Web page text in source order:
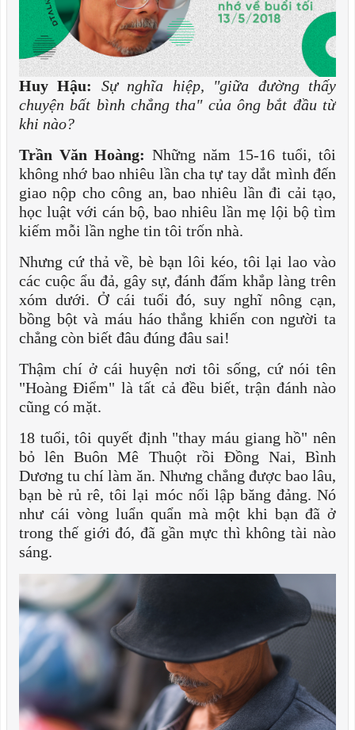
Huy Hậu: Sự nghĩa hiệp, "giữa đường thấy
chuyện bất bình chẳng tha" của ông bắt đầu từ
khi nào?
Trần Văn Hoàng: Những năm 15-16 tuổi, tôi
không nhớ bao nhiêu lần cha tự tay dắt mình đến
giao nộp cho công an, bao nhiêu lần đi cải tạo,
học luật với cán bộ, bao nhiêu lần mẹ lội bộ tìm
kiếm mỗi lần nghe tin tôi trốn nhà.
Nhưng cứ thả về, bè bạn lôi kéo, tôi lại lao vào
các cuộc ẩu đả, gây sự, đánh đấm khắp làng trên
xóm dưới. Ở cái tuổi đó, suy nghĩ nông cạn,
bồng bột và máu háo thắng khiến con người ta
chẳng còn biết đâu đúng đâu sai!
Thậm chí ở cái huyện nơi tôi sống, cứ nói tên
"Hoàng Điểm" là tất cả đều biết, trận đánh nào
cũng có mặt.
18 tuổi, tôi quyết định "thay máu giang hồ" nên
bỏ lên Buôn Mê Thuột rồi Đồng Nai, Bình
Dương tu chí làm ăn. Nhưng chẳng được bao lâu,
bạn bè rủ rê, tôi lại móc nối lập băng đảng. Nó
như cái vòng luẩn quẩn mà một khi bạn đã ở
trong thế giới đó, đã gần mực thì không tài nào
sáng.